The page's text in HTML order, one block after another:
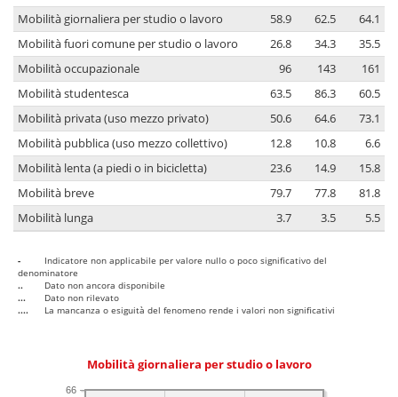
Mobilità giornaliera per studio o lavoro 58.9 62.5
64.1
Mobilità fuori comune per studio o lavoro
26.8 34.3
35.5
Mobilità occupazionale
96 143
161
Mobilità studentesca
63.5 86.3
60.5
Mobilità privata (uso mezzo privato)
50.6 64.6
73.1
Mobilità pubblica (uso mezzo collettivo)
12.8 10.8
6.6
Mobilità lenta (a piedi o in bicicletta)
23.6 14.9
15.8
Mobilità breve
79.7 77.8
81.8
Mobilità lunga
3.7 3.5 5.5
-
Indicatore non applicabile per valore nullo o poco significativo del
denominatore
..
Dato non ancora disponibile
...
Dato non rilevato
....
La mancanza o esiguità del fenomeno rende i valori non significativi
Mobilità giornaliera per studio o lavoro
66